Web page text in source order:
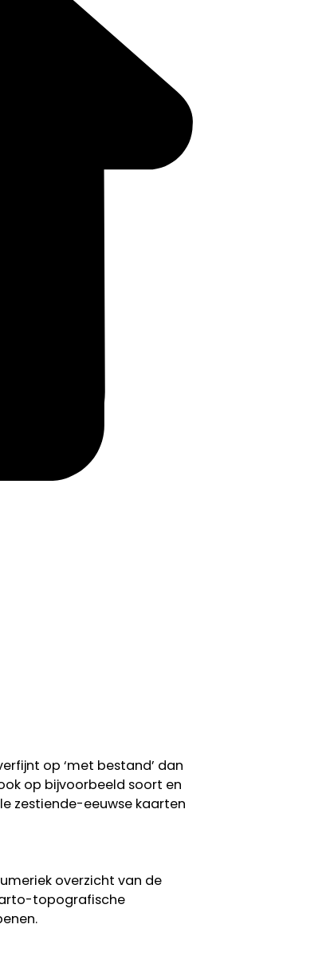
op ‘met bestand’ dan
op bijvoorbeeld soort en
zestiende-eeuwse kaarten
overzicht van de
topografische